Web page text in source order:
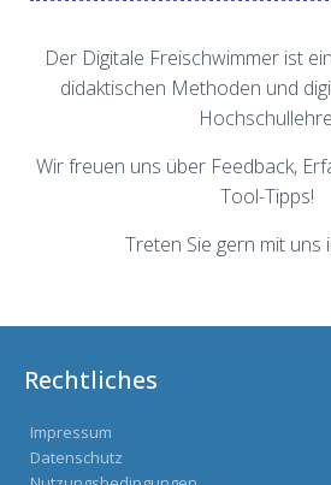
Der Digitale Freischwimmer ist
didaktischen Methoden und
Wir freuen uns über Feedback,
Tool-Tipps!
Treten Sie gern mit uns
Rechtliches
Impressum
Datenschutz